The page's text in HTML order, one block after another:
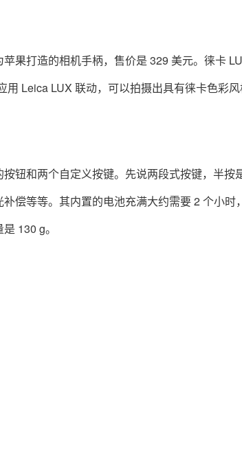
果打造的相机手柄，售价是 329 美元。徕卡
Leica LUX 联动，可以拍摄出具有徕卡色彩
钮和两个自定义按键。先说两段式按键，半按
偿等等。其内置的电池充满大约需要 2 个小时
130 g。